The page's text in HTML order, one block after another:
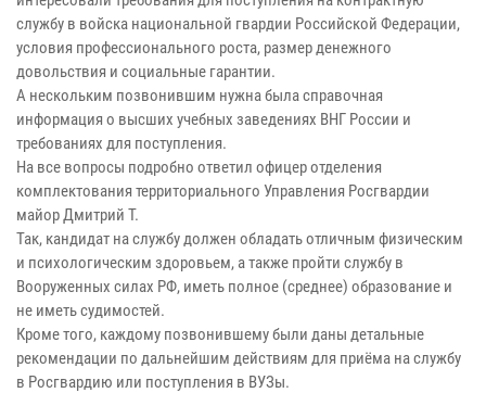
службу в войска национальной гвардии Российской Федерации,
условия профессионального роста, размер денежного
довольствия и социальные гарантии.
А нескольким позвонившим нужна была справочная
информация о высших учебных заведениях ВНГ России и
требованиях для поступления.
На все вопросы подробно ответил офицер отделения
комплектования территориального Управления Росгвардии
майор Дмитрий Т.
Так, кандидат на службу должен обладать отличным физическим
и психологическим здоровьем, а также пройти службу в
Вооруженных силах РФ, иметь полное (среднее) образование и
не иметь судимостей.
Кроме того, каждому позвонившему были даны детальные
рекомендации по дальнейшим действиям для приёма на службу
в Росгвардию или поступления в ВУЗы.